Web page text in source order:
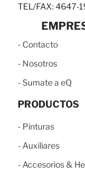
TEL/FAX: 4647-
- Contacto
- Nosotros
-Sumate a eQ
PRODUCTOS
- Pinturas
- Auxiliares
- Accesorios &